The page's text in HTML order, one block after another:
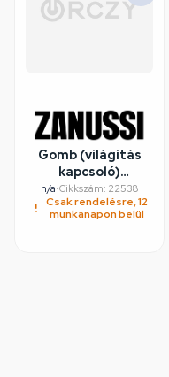
Gomb (világítás
kapcsoló)
ZANUSSI elszívó
n/a•Cikkszám: 22538
Csak rendelésre, 12
munkanapon belül